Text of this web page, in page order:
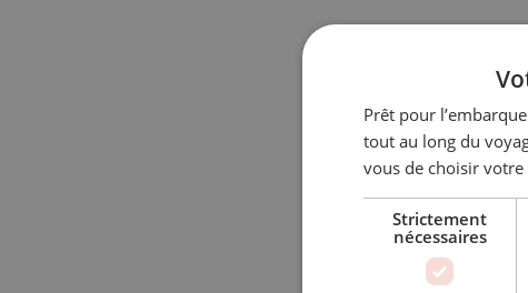
C’est gratuit et
Destination(s)
Prêt pour
tout au long du
vous de choisir
Strictement
nécessaires